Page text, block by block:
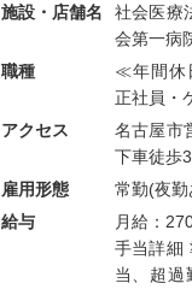
施設・店舗名
社会医療
会第一病
職種
≪年間休
正社員・
アクセス
名古屋市
下車徒歩
雇用形態
常勤(夜勤
給与
月給：
手当詳細
当、超過